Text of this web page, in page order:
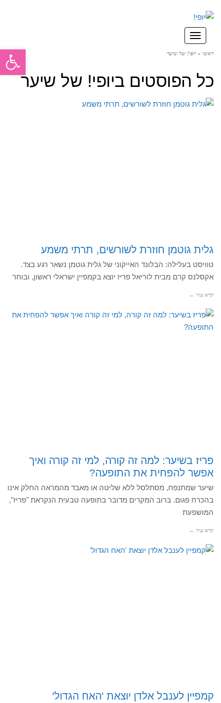
תפריט
ראשי » יופי! של שיער
כל הפוסטים ביופי! של שיער
גלית גוטמן חוזרת לשורשים, תרתי משמע
טוויסט בעלילה: הבלונד האייקוני של גלית גוטמן נשאר רגע בצד.
אקסלנס קרם מבית לוריאל פריז יוצא בקמפיין ישראלי ראשון, ובוחר
קרא עוד ←
פריז בשיער: למה זה קורה, למי זה קורה ואיך
אפשר להפחית את התופעה?
שיער שמתנפח, מסתלסל ללא שליטה או מאבד מהמראה החלק אינו
בהכרח פגום. ברוב המקרים מדובר בתופעה טבעית הנקראת "פריז",
המושפעת
קרא עוד ←
קמפיין לענבל אלדן יוצאת 'האח הגדול'
פתח